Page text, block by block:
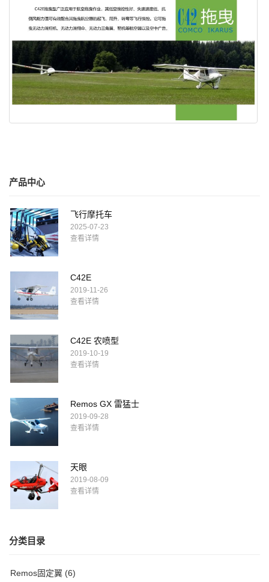
产品中心
飞行摩托车
2025-07-23
查看详情
C42E
2019-11-26
查看详情
C42E 农喷型
2019-10-19
查看详情
Remos GX 雷猛士
2019-09-28
查看详情
天眼
2019-08-09
查看详情
分类目录
Remos固定翼 (6)